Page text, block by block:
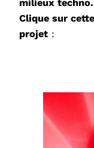
milieux techno.
Clique sur
projet :